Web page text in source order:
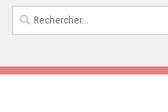
Rechercher :